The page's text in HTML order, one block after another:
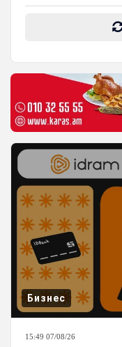
Бизнес
15:49 07/08/26